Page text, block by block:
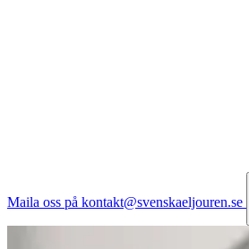
Maila oss på kontakt@svenskaeljouren.se